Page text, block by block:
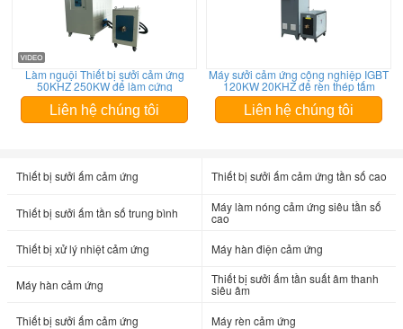
Làm nguội Thiết bị sưởi cảm ứng
50KHZ 250KW để làm cứng
Liên hệ chúng tôi
Máy sưởi cảm ứng công nghiệp IGBT
120KW 20KHZ để rèn thép tấm
Liên hệ chúng tôi
Thiết bị sưởi ấm cảm ứng Thiết bị sưởi ấm cảm ứng tần số cao
Thiết bị sưởi ấm tần số trung bình Máy làm nóng cảm ứng siêu tần số
cao
Thiết bị xử lý nhiệt cảm ứng
Máy hàn điện cảm ứng
Máy hàn cảm ứng Thiết bị sưởi ấm tần suất âm thanh
siêu âm
Thiết bị sưởi ấm cảm ứng
Máy rèn cảm ứng